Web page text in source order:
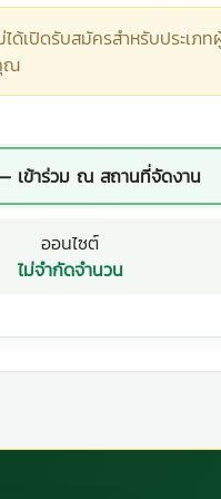
ด้เปิดรับสมัครสำหรับประเภท
ณ
เข้าร่วม ณ สถานที่จัดงาน
ออนไซต์
ไม่จำกัดจำนวน